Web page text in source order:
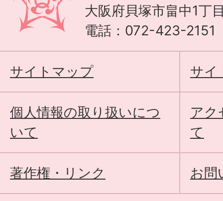
大阪府貝塚市畠中1丁
電話：072-423-2151
サイトマップ サイ
個人情報の取り扱いにつ
いて
アク
て
著作権・リンク お問